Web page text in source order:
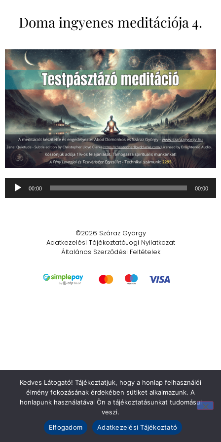
Doma ingyenes meditációja 4.
Audió
lejátszó00:00 00:00
©2026 Száraz György
Adatkezelési TájékoztatóJogi Nyilatkozat
Általános Szerződési Feltételek
Kedves Látogató! Tájékoztatjuk, hogy a honlap felhasználói
élmény fokozásának érdekében sütiket alkalmazunk. A
honlapunk használatával Ön a tájékoztatásunkat tudomásul
veszi.
Elfogadom
Adatkezelési Tájékoztató